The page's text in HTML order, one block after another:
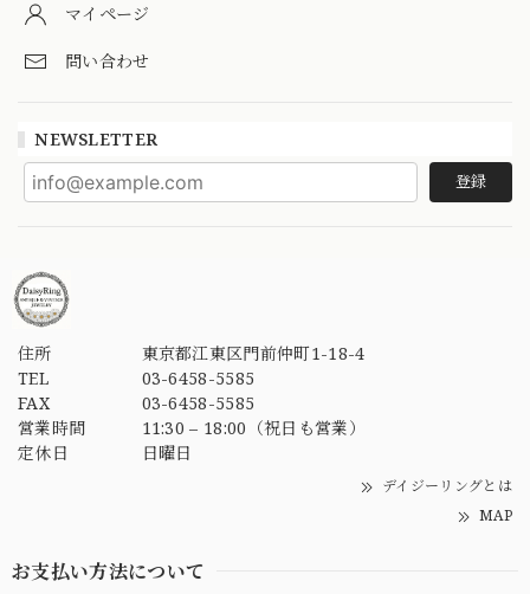
マイページ
問い合わせ
NEWSLETTER
登録
住所
東京都江東区門前仲町1-18-4
TEL
03-6458-5585
FAX
03-6458-5585
営業時間
11:30 – 18:00（祝日も営業）
定休日
日曜日
デイジーリングとは
MAP
お支払い方法について